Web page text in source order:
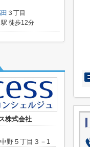
３丁目
徒歩12分
株式会社
野５丁目３－1